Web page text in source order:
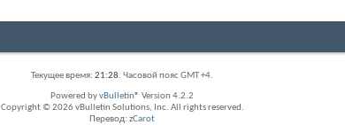
Текущее время: 21:28. Часовой пояс GMT +4.
Powered byvBulletin® Version 4.2.2
Copyright © 2026 vBulletin Solutions, Inc. All rights reserved.
Перевод: zCarot